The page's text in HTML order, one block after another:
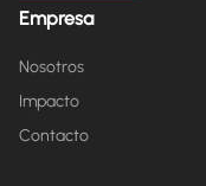
Empresa
Nosotros
Impacto
Contacto